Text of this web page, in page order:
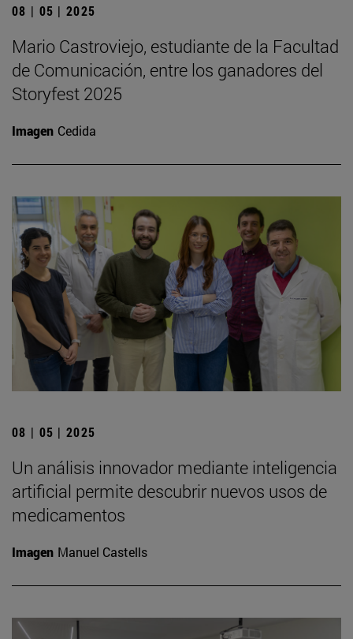
08 | 05 | 2025
Mario Castroviejo, estudiante de la Facultad
de Comunicación, entre los ganadores del
Storyfest 2025
Imagen Cedida
08 | 05 | 2025
Un análisis innovador mediante inteligencia
artificial permite descubrir nuevos usos de
medicamentos
Imagen Manuel Castells